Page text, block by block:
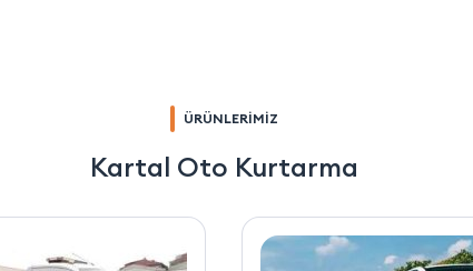
ÜRÜNLERİMİZ
Kartal Oto Kurtarma